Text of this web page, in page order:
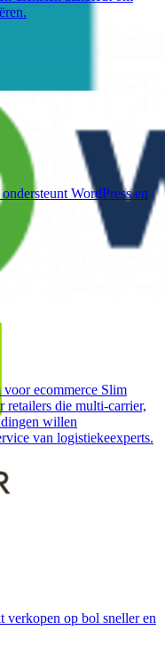
WordPress en
ecommerce Slim
retailers die multi-carrier,
willen
van logistiekeexperts.
verkopen op bol sneller en